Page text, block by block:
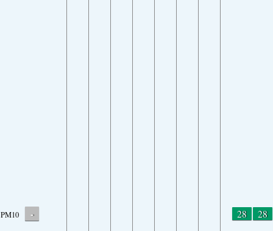
PM10 - 28 28